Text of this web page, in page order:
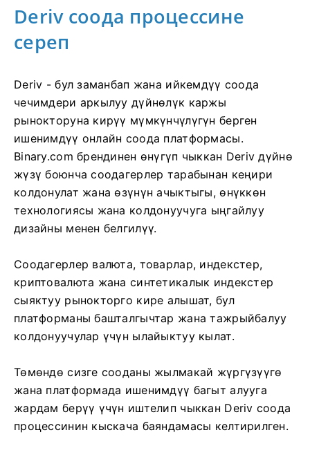
Deriv соода процессине
сереп
Deriv - бул заманбап жана ийкемдүү соода
чечимдери аркылуу дүйнөлүк каржы
рынокторуна кирүү мүмкүнчүлүгүн берген
ишенимдүү онлайн соода платформасы.
Binary.com брендинен өнүгүп чыккан Deriv дүйнө
жүзү боюнча соодагерлер тарабынан кеңири
колдонулат жана өзүнүн ачыктыгы, өнүккөн
технологиясы жана колдонуучуга ыңгайлуу
дизайны менен белгилүү.
Соодагерлер валюта, товарлар, индекстер,
криптовалюта жана синтетикалык индекстер
сыяктуу рынокторго кире алышат, бул
платформаны башталгычтар жана тажрыйбалуу
колдонуучулар үчүн ылайыктуу кылат.
Төмөндө сизге сооданы жылмакай жүргүзүүгө
жана платформада ишенимдүү багыт алууга
жардам берүү үчүн иштелип чыккан Deriv соода
процессинин кыскача баяндамасы келтирилген.